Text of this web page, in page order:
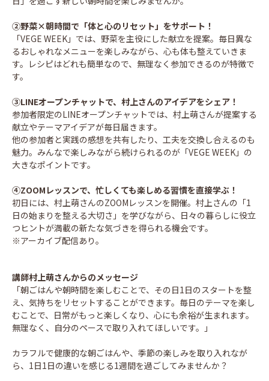
②野菜×朝時間で「体と心のリセット」をサポート！
「VEGE WEEK」では、野菜を主役にした献立を提案。毎日異な
るおしゃれなメニューを楽しみながら、心も体も整えていきま
す。レシピはどれも簡単なので、無理なく参加できるのが特徴で
す。
③LINEオープンチャットで、村上さんのアイデアをシェア！
参加者限定のLINEオープンチャットでは、村上萌さんが提案する
献立やテーマアイデアが毎日届きます。
他の参加者と実践の感想を共有したり、工夫を交換し合えるのも
魅力。みんなで楽しみながら続けられるのが「VEGE WEEK」の
大きなポイントです。
④ZOOMレッスンで、忙しくても楽しめる習慣を直接学ぶ！
初日には、村上萌さんのZOOMレッスンを開催。村上さんの「1
日の始まりを整える大切さ」を学びながら、日々の暮らしに役立
つヒントが満載の新たな気づきを得られる機会です。
※アーカイブ配信あり。
講師村上萌さんからのメッセージ
「朝ごはんや朝時間を楽しむことで、その日1日のスタートを整
え、気持ちをリセットすることができます。毎日のテーマを楽し
むことで、日常がもっと楽しくなり、心にも余裕が生まれます。
無理なく、自分のペースで取り入れてほしいです。」
カラフルで健康的な朝ごはんや、季節の楽しみを取り入れなが
ら、1日1日の違いを感じる1週間を過ごしてみませんか？